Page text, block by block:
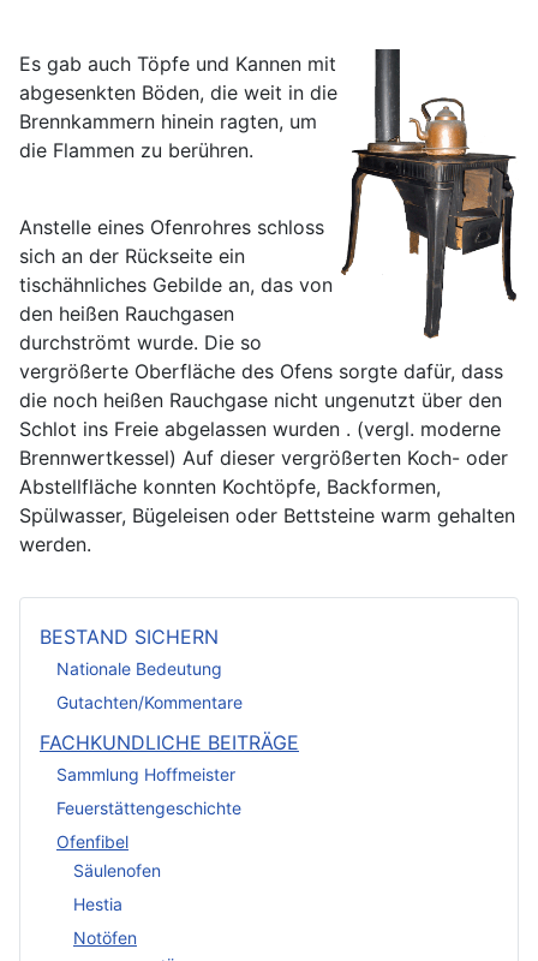
BESTAND SICHERN
Nationale Bedeutung
Gutachten/Kommentare
FACHKUNDLICHE BEITRÄGE
Sammlung Hoffmeister
Feuerstättengeschichte
Ofenfibel
Säulenofen
Hestia
Notöfen
Es gab auch Töpfe und Kannen mit
abgesenkten Böden, die weit in die
Brennkammern hinein ragten, um
die Flammen zu berühren.
Anstelle eines Ofenrohres schloss
sich an der Rückseite ein
tischähnliches Gebilde an, das von
den heißen Rauchgasen
durchströmt wurde. Die so
vergrößerte Oberfläche des Ofens sorgte dafür, dass
die noch heißen Rauchgase nicht ungenutzt über den
Schlot ins Freie abgelassen wurden . (vergl. moderne
Brennwertkessel) Auf dieser vergrößerten Koch- oder
Abstellfläche konnten Kochtöpfe, Backformen,
Spülwasser, Bügeleisen oder Bettsteine warm gehalten
werden.